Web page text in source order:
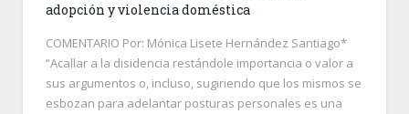
adopción y violencia doméstica
COMENTARIO Por: Mónica Lisete Hernández Santiago*
“Acallar a la disidencia restándole importancia o valor a
sus argumentos o, incluso, sugiriendo que los mismos se
esbozan para adelantar posturas personales es una